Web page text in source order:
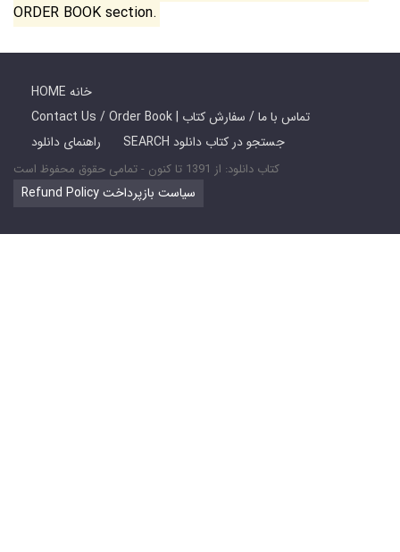
ORDER BOOK section.
HOME خانه
Contact Us / Order Book | تماس با ما / سفارش کتاب
راهنمای دانلود
SEARCH جستجو در کتاب دانلود
کتاب دانلود: از 1391 تا کنون - تمامی حقوق محفوظ است
Refund Policy سیاست بازپرداخت